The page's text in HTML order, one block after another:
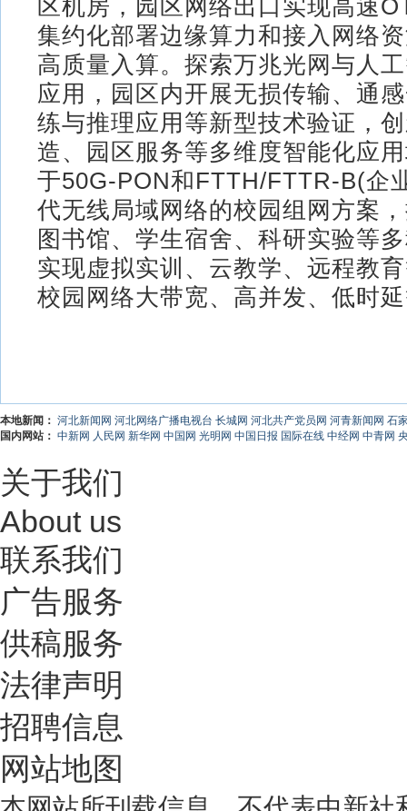
区机房，园区网络出口实现高速
集约化部署边缘算力和接入网络
高质量入算。探索万兆光网与人
应用，园区内开展无损传输、通
练与推理应用等新型技术验证，
造、园区服务等多维度智能化应
于50G-PON和FTTH/FTTR-B(企
代无线局域网络的校园组网方案
图书馆、学生宿舍、科研实验等
实现虚拟实训、云教学、远程教
校园网络大带宽、高并发、低时
本地新闻： 河北新闻网 河北网络广播电视台 长城网 河北共产党员网 河青新闻网 石
国内网站： 中新网 人民网 新华网 中国网 光明网 中国日报 国际在线 中经网 中青网
关于我们
About us
联系我们
广告服务
供稿服务
法律声明
招聘信息
网站地图